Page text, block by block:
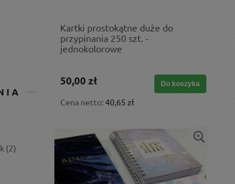
(2)
Kartki prostokątne duże do
przypinania 250 szt. -
jednokolorowe
50,00 zł
Cena netto:40,65 zł
Do koszyka